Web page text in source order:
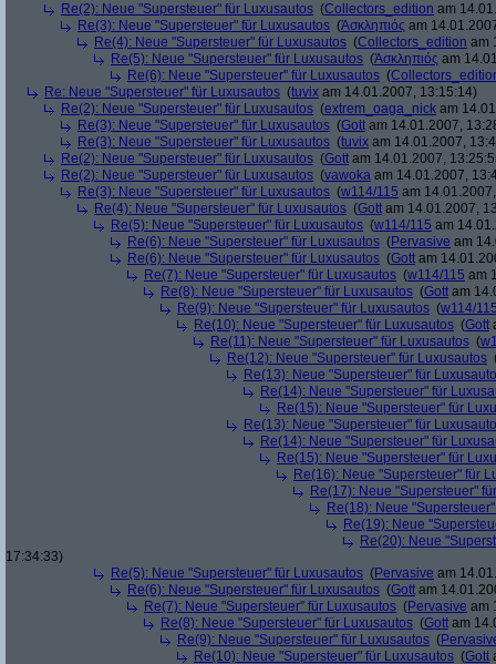
Re(2): Neue "Supersteuer" für Luxusautos (Collectors_edition am
Re(3): Neue "Supersteuer" für Luxusautos (Ἀσκληπιός am
Re(4): Neue "Supersteuer" für Luxusautos (Collectors_edition am
Re(5): Neue "Supersteuer" für Luxusautos (Ἀσκληπιός am
Re(6): Neue "Supersteuer" für Luxusautos (
Re: Neue "Supersteuer" für Luxusautos (tuvix am 14.01.2007, 13:15:14)
Re(2): Neue "Supersteuer" für Luxusautos (extrem_oaga_nick am
Re(3): Neue "Supersteuer" für Luxusautos (Gott am 14.01.2007,
Re(3): Neue "Supersteuer" für Luxusautos (tuvix am 14.01.2007,
Re(2): Neue "Supersteuer" für Luxusautos (Gott am 14.01.2007,
Re(2): Neue "Supersteuer" für Luxusautos (vawoka am 14.01.2007,
Re(3): Neue "Supersteuer" für Luxusautos (w114/115 am
Re(4): Neue "Supersteuer" für Luxusautos (Gott am 14.01.2007,
Re(5): Neue "Supersteuer" für Luxusautos (w114/115 am
Re(6): Neue "Supersteuer" für Luxusautos (Pervasive am
Re(6): Neue "Supersteuer" für Luxusautos (Gott am
Re(7): Neue "Supersteuer" für Luxusautos (w114/115 am
Re(8): Neue "Supersteuer" für Luxusautos (Gott am
Re(9): Neue "Supersteuer" für Luxusautos (w114/
Re(10): Neue "Supersteuer" für Luxusautos (Gott
Re(11): Neue "Supersteuer" für Luxusautos (
Re(12): Neue "Supersteuer" für Luxusautos
Re(13): Neue "Supersteuer" für
Re(14): Neue "Supersteuer" für
Re(15): Neue "Supersteuer" für
Re(13): Neue "Supersteuer" für
Re(14): Neue "Supersteuer" für
Re(15): Neue "Supersteuer" für
Re(16): Neue "Supersteuer" für
Re(17): Neue "Supersteuer"
Re(18): Neue
Re(19): Neue
Re(20): Neue
17:34:33)
Re(5): Neue "Supersteuer" für Luxusautos (Pervasive am
Re(6): Neue "Supersteuer" für Luxusautos (Gott am
Re(7): Neue "Supersteuer" für Luxusautos (Pervasive am
Re(8): Neue "Supersteuer" für Luxusautos (Gott am
Re(9): Neue "Supersteuer" für Luxusautos (
Re(10): Neue "Supersteuer" für Luxusautos (Gott